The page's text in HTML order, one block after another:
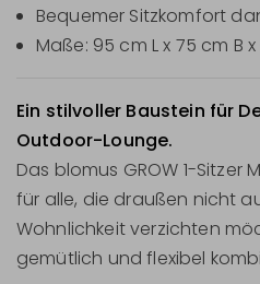
Bequemer Sitzkomfort
Maße: 95 cm L x 75 cm B
Ein stilvoller Baustein für
Outdoor-Lounge.
Das blomus GROW 1-Sitzer
für alle, die draußen nicht
Wohnlichkeit verzichten
gemütlich und flexibel